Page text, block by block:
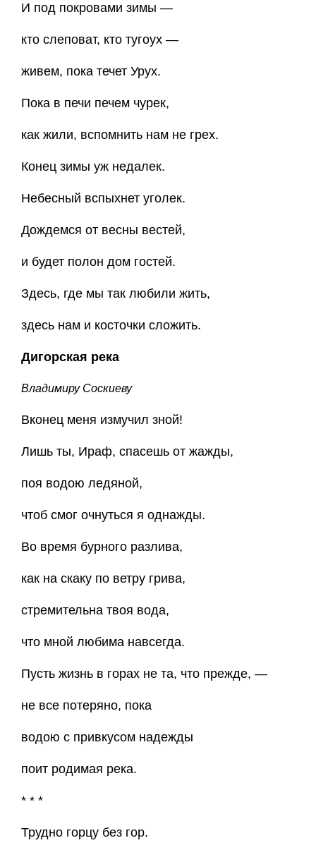
И под покровами зимы —
кто слеповат, кто тугоух —
живем, пока течет Урух.
Пока в печи печем чурек,
как жили, вспомнить нам не грех.
Конец зимы уж недалек.
Небесный вспыхнет уголек.
Дождемся от весны вестей,
и будет полон дом гостей.
Здесь, где мы так любили жить,
здесь нам и косточки сложить.
Дигорская река
Владимиру Соскиеву
Вконец меня измучил зной!
Лишь ты, Ираф, спасешь от жажды,
поя водою ледяной,
чтоб смог очнуться я однажды.
Во время бурного разлива,
как на скаку по ветру грива,
стремительна твоя вода,
что мной любима навсегда.
Пусть жизнь в горах не та, что прежде, —
не все потеряно, пока
водою с привкусом надежды
поит родимая река.
* * *
Трудно горцу без гор.